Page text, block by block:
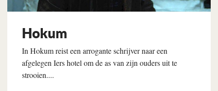
Hokum
In Hokum reist een arrogante schrijver naar een
afgelegen Iers hotel om de as van zijn ouders uit te
strooien....